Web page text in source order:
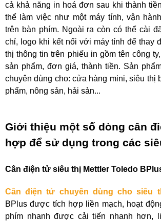
cả khả năng in hoá đơn sau khi thành
thể làm việc như một máy tính, vận
trên bàn phím. Ngoài ra còn có thể cài
chỉ, logo khi kết nối với máy tính để thay
thị thông tin trên phiếu in gồm tên công
sản phẩm, đơn giá, thành tiền. Sản
chuyên dùng cho: cửa hàng mini, siêu thị
phẩm, nông sản, hải sản...
Giới thiệu một số dòng cân
hợp để sử dụng trong các
Cân điện tử siêu thị Mettler Toledo
Cân điện tử chuyên dùng cho siêu
BPlus được tích hợp liền mạch, hoạt
phím nhanh được cải tiến nhanh hơn,